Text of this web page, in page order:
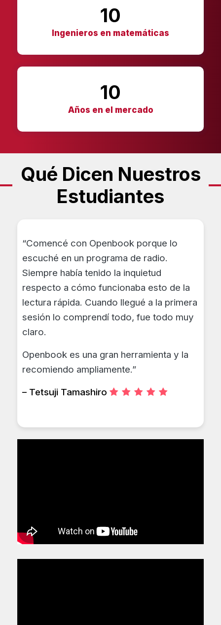
10
Ingenieros en matemáticas
10
Años en el mercado
Qué Dicen Nuestros
Estudiantes
“Comencé con Openbook porque lo
escuché en un programa de radio.
Siempre había tenido la inquietud
respecto a cómo funcionaba esto de la
lectura rápida. Cuando llegué a la primera
sesión lo comprendí todo, fue todo muy
claro.
Openbook es una gran herramienta y la
recomiendo ampliamente.”
– Tetsuji Tamashiro